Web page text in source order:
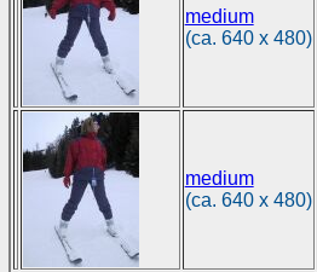
medium
(ca. 640 x 480)
medium
(ca. 640 x 480)